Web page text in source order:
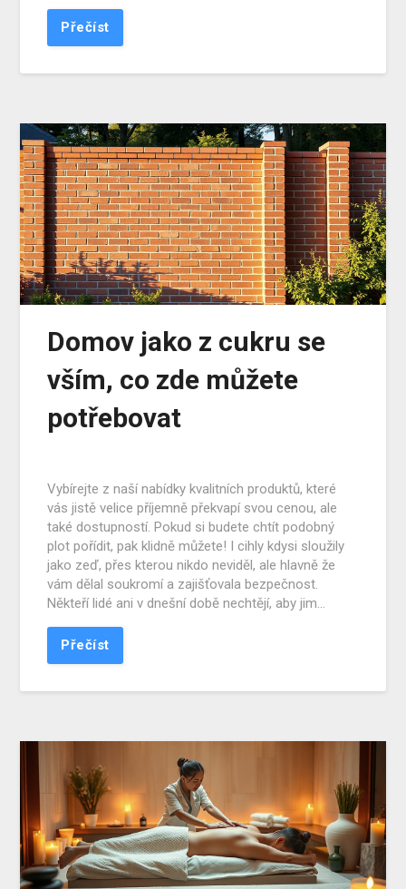
Přečíst
Domov jako z cukru se
vším, co zde můžete
potřebovat
Vybírejte z naší nabídky kvalitních produktů, které
vás jistě velice příjemně překvapí svou cenou, ale
také dostupností. Pokud si budete chtít podobný
plot pořídit, pak klidně můžete! I cihly kdysi sloužily
jako zeď, přes kterou nikdo neviděl, ale hlavně že
vám dělal soukromí a zajišťovala bezpečnost.
Někteří lidé ani v dnešní době nechtějí, aby jim…
Přečíst